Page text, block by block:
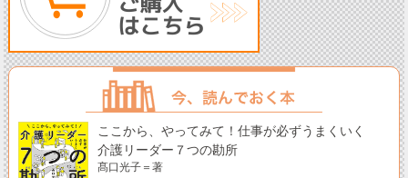
ここから、やってみて！仕事が必ずうまくいく
介護リーダー７つの勘所
髙口光子＝著